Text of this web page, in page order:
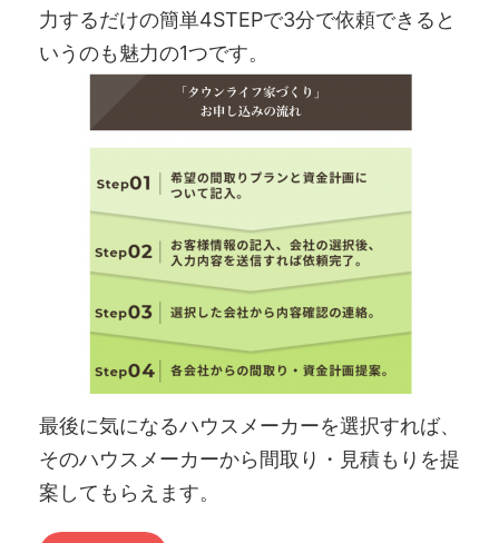
力するだけの簡単4STEPで3分で依頼できると
いうのも魅力の1つです。
最後に気になるハウスメーカーを選択すれば、
そのハウスメーカーから間取り・見積もりを提
案してもらえます。